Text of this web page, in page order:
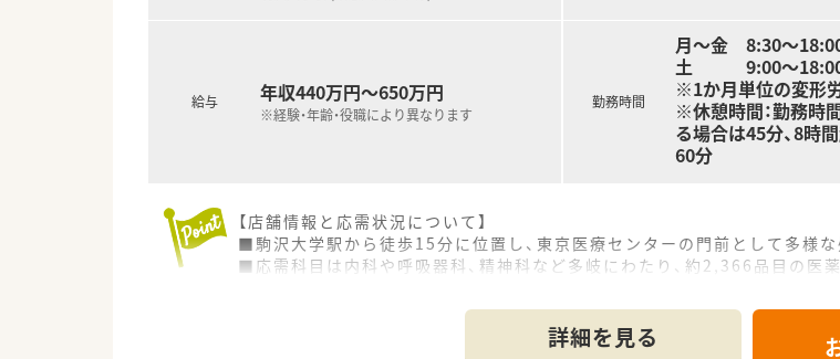
給与 年収440万円～650万円
※経験・年齢・役職により異なります
勤務時間
月～金 8:30～
土 9:00～
※1か月単位の変形
※休憩時間：勤務時
る場合は45分、8時
60分
【店舗情報と応需状況について】
■駒沢大学駅から徒歩15分に位置し、東京医療センターの門前として多様
■応需科目は内科や呼吸器科、精神科など多岐にわたり、約2,366品目の医
■1935年の創業以来、調剤薬局やドラッグストアなど3つの業態を全国に展
詳細を見る